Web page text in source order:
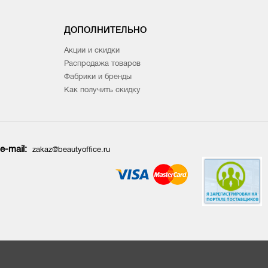
ДОПОЛНИТЕЛЬНО
Акции и скидки
Распродажа товаров
Фабрики и бренды
Как получить скидку
e-mail: zakaz@beautyoffice.ru